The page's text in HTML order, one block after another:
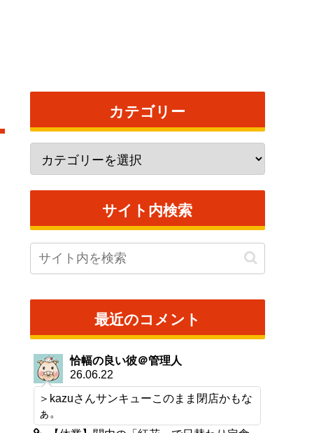
カテゴリー
サイト内検索
最近のコメント
恰幅の良い彼＠管理人
26.06.22
＞kazuさんサンキューこのまま閉店かもな
ぁ。